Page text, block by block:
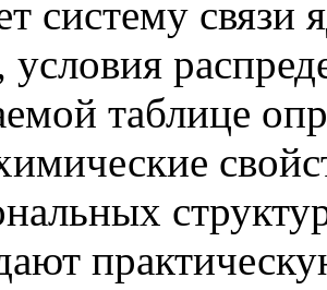
систему
условия
таблице